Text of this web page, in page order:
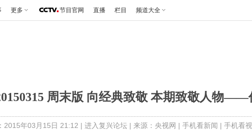
更多 节目官网 直播 栏目 频道大全
周末版 向经典致敬 本期致敬人物——
2015年03月15日 21:12 | 进入复兴论坛 | 来源：央视网 | 手机看新闻 | 手机看